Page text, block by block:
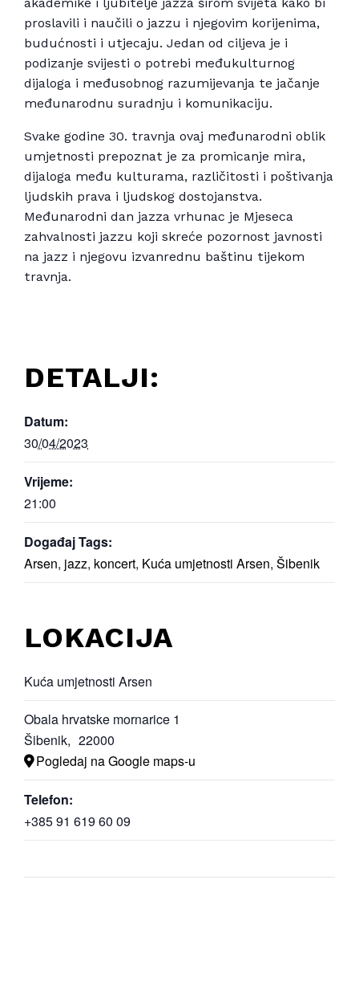
proslavili i naučili o jazzu i njegovim korijenima,
budućnosti i utjecaju. Jedan od ciljeva je i
podizanje svijesti o potrebi međukulturnog
dijaloga i međusobnog razumijevanja te jačanje
međunarodnu suradnju i komunikaciju.
Svake godine 30. travnja ovaj međunarodni oblik
umjetnosti prepoznat je za promicanje mira,
dijaloga među kulturama, različitosti i poštivanja
ljudskih prava i ljudskog dostojanstva.
Međunarodni dan jazza vrhunac je Mjeseca
zahvalnosti jazzu koji skreće pozornost javnosti
na jazz i njegovu izvanrednu baštinu tijekom
travnja.
DETALJI:
Datum:
30/04/2023
Vrijeme:
21:00
Događaj Tags:
Arsen, jazz, koncert, Kuća umjetnosti Arsen, Šibenik
LOKACIJA
Kuća umjetnosti Arsen
Obala hrvatske mornarice 1
Šibenik, 22000
Pogledaj na Google maps-u
Telefon:
+385 91 619 60 09